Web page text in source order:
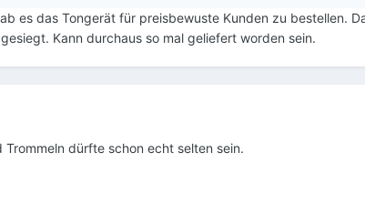
es das Tongerät für preisbewuste Kunden zu bestellen.
Kann durchaus so mal geliefert worden sein.
dürfte schon echt selten sein.